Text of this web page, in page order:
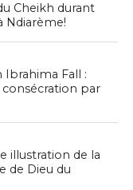
Cheikh durant
Ndiarème!
Ibrahima Fall :
consécration par
illustration de la
de Dieu du